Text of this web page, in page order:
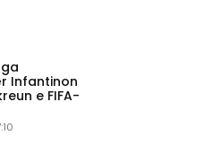
Infantinon
e FIFA-